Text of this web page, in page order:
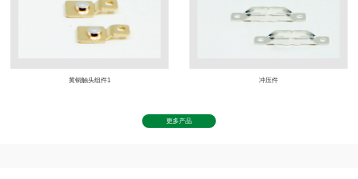
黄铜触头组件1 冲压件
更多产品